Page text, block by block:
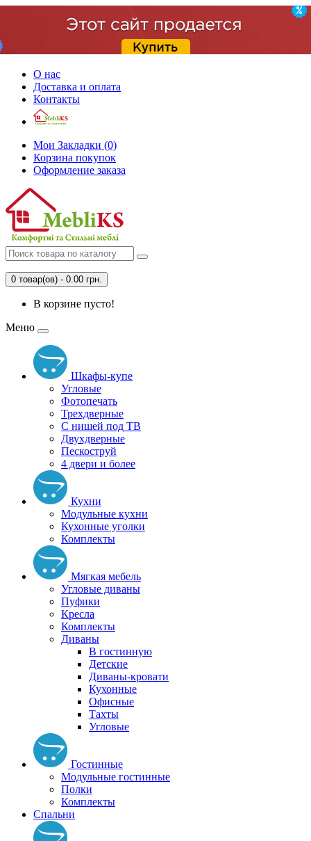
О нас
Доставка и оплата
Контакты
Мои Закладки (0)
Корзина покупок
Оформление заказа
0 товар(ов) - 0.00 грн.
В корзине пусто!
Меню
Шкафы-купе
Угловые
Фотопечать
Трехдверные
С нишей под ТВ
Двухдверные
Пескоструй
4 двери и более
Кухни
Модульные кухни
Кухонные уголки
Комплекты
Мягкая мебель
Угловые диваны
Пуфики
Кресла
Комплекты
Диваны
В гостинную
Детские
Диваны-кровати
Кухонные
Офисные
Тахты
Угловые
Гостинные
Модульные гостинные
Полки
Комплекты
Спальни